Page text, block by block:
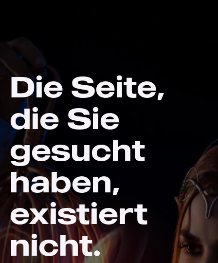
Die Seite,
die Sie
gesucht
haben,
existiert
nicht.